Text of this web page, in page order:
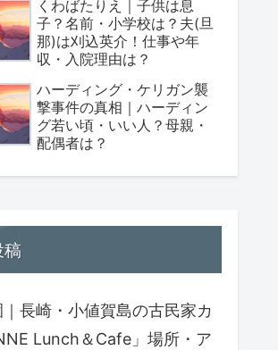
くわばたりえ｜子供は息
子？名前・小学校は？夫(旦
那)は刈込英介！仕事や年
収・入院理由は？
ハーディング・ケリガン襲
撃事件の真相｜ハーディン
グ若い頃・いい人？母親・
配偶者は？
稿
｜長崎・小値賀島の古民家カ
Lunch＆Cafe」場所・ア